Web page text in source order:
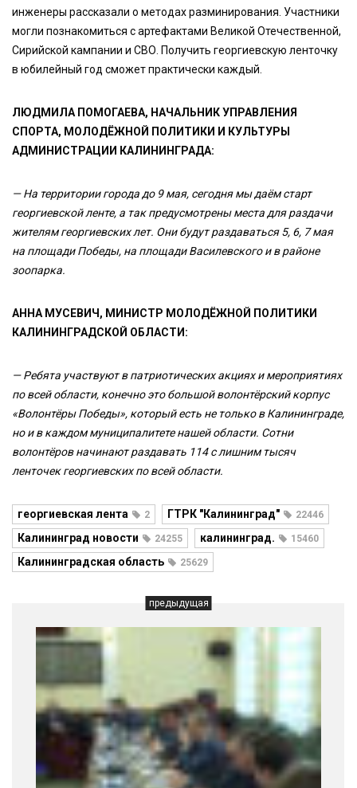
инженеры рассказали о методах разминирования. Участники
могли познакомиться с артефактами Великой Отечественной,
Сирийской кампании и СВО. Получить георгиевскую ленточку
в юбилейный год сможет практически каждый.
ЛЮДМИЛА ПОМОГАЕВА, НАЧАЛЬНИК УПРАВЛЕНИЯ
СПОРТА, МОЛОДЁЖНОЙ ПОЛИТИКИ И КУЛЬТУРЫ
АДМИНИСТРАЦИИ КАЛИНИНГРАДА:
— На территории города до 9 мая, сегодня мы даём старт
георгиевской ленте, а так предусмотрены места для раздачи
жителям георгиевских лет. Они будут раздаваться 5, 6, 7 мая
на площади Победы, на площади Василевского и в районе
зоопарка.
АННА МУСЕВИЧ, МИНИСТР МОЛОДЁЖНОЙ ПОЛИТИКИ
КАЛИНИНГРАДСКОЙ ОБЛАСТИ:
— Ребята участвуют в патриотических акциях и мероприятиях
по всей области, конечно это большой волонтёрский корпус
«Волонтёры Победы», который есть не только в Калининграде,
но и в каждом муниципалитете нашей области. Сотни
волонтёров начинают раздавать 114 с лишним тысяч
ленточек георгиевских по всей области.
георгиевская лента 2 ГТРК "Калининград" 22446
Калининград новости 24255 калининград. 15460
Калининградская область 25629
предыдущая